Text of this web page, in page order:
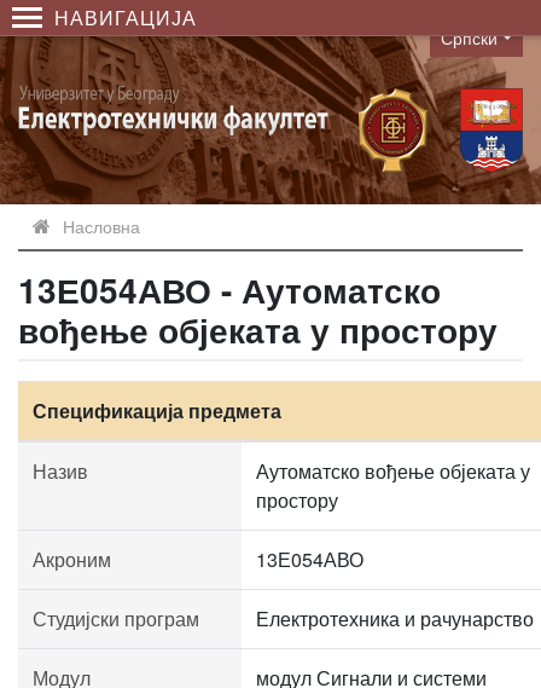
НАВИГАЦИЈА
Language
Српски
Насловна
13Е054АВО - Аутоматско
вођење објеката у простору
Спецификација предмета
Назив
Аутоматско вођење објеката у
простору
Акроним 13Е054АВО
Студијски програм Електротехника и рачунарство
Модул модул Сигнали и системи